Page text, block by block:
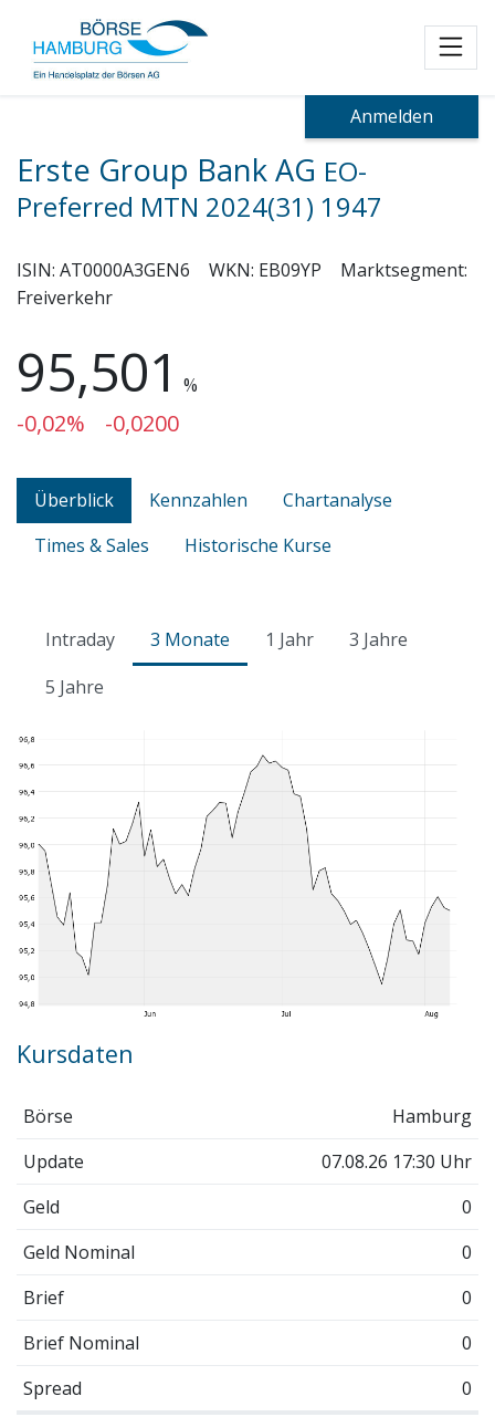
Anmelden
Erste Group Bank AG EO-
Preferred MTN 2024(31) 1947
ISIN: AT0000A3GEN6 WKN: EB09YP
Marktsegment:
Freiverkehr
95,501 %
-0,02% -0,0200
Überblick Kennzahlen
Chartanalyse
Times & Sales
Historische Kurse
Intraday 3 Monate 1 Jahr
3 Jahre
5 Jahre
Kursdaten
Börse
Hamburg
Update
07.08.26 17:30 Uhr
Geld
0
Geld Nominal
0
Brief
0
Brief Nominal
0
Spread
0